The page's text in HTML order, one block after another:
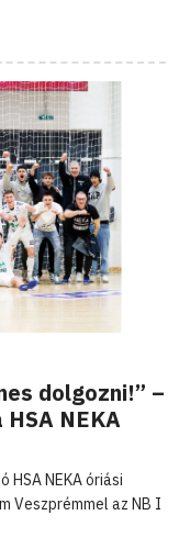
dolgozni!” –
NEKA
NEKA óriási
Veszprémmel az NB I